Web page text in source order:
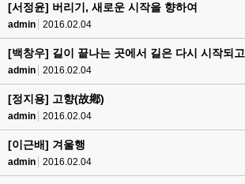
[서정윤] 버리기, 새로운 시작을 향하여
admin 2016.02.04
[백창우] 길이 끝나는 곳에서 길은 다시 시작되고
admin 2016.02.04
[정지용] 고향(故鄕)
admin 2016.02.04
[이근배] 겨울행
admin 2016.02.04